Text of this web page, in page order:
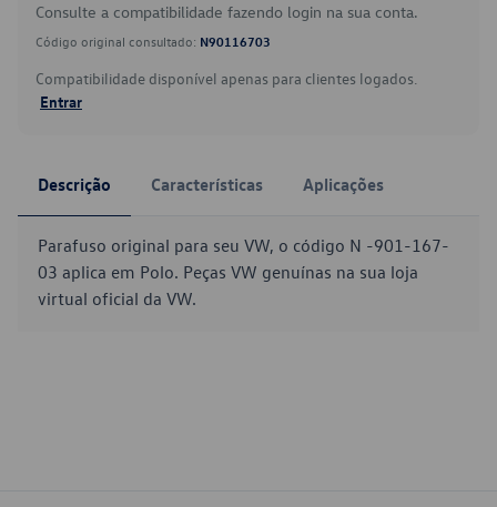
Consulte a compatibilidade fazendo login na sua conta.
Código original consultado: N90116703
Compatibilidade disponível apenas para clientes logados.
Entrar
Descrição Características Aplicações
Parafuso original para seu VW, o código N -901-167-
03 aplica em Polo. Peças VW genuínas na sua loja
virtual oficial da VW.